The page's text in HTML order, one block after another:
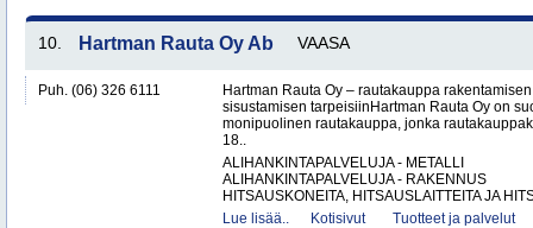
10. Hartman Rauta Oy Ab VAASA
Puh. (06) 326 6111
Hartman Rauta Oy – rautakauppa
sisustamisen tarpeisiinHartman Rauta Oy on
monipuolinen rautakauppa, jonka
18..
ALIHANKINTAPALVELUJA - METALLI
ALIHANKINTAPALVELUJA - RAKENNUS
HITSAUSKONEITA, HITSAUSLAITTEITA JA
Lue lisää..
Kotisivut Tuotteet ja palvelut